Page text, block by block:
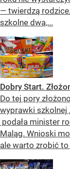
— twierdzą
szkolne dwa,...
Dobry Start.
Do tej pory
wyprawki szkolnej
podała minister
Maląg. Wnioski
ale warto zrobić